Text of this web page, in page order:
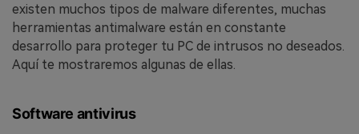
existen muchos tipos de malware diferentes, muchas
herramientas antimalware están en constante
desarrollo para proteger tu PC de intrusos no deseados.
Aquí te mostraremos algunas de ellas.
Software antivirus